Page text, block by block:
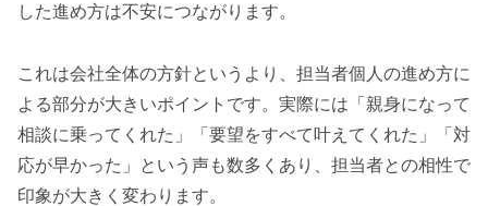
した進め方は不安につながります。
これは会社全体の方針というより、担当者個人の進め方に
よる部分が大きいポイントです。実際には「親身になって
相談に乗ってくれた」「要望をすべて叶えてくれた」「対
応が早かった」という声も数多くあり、担当者との相性で
印象が大きく変わります。